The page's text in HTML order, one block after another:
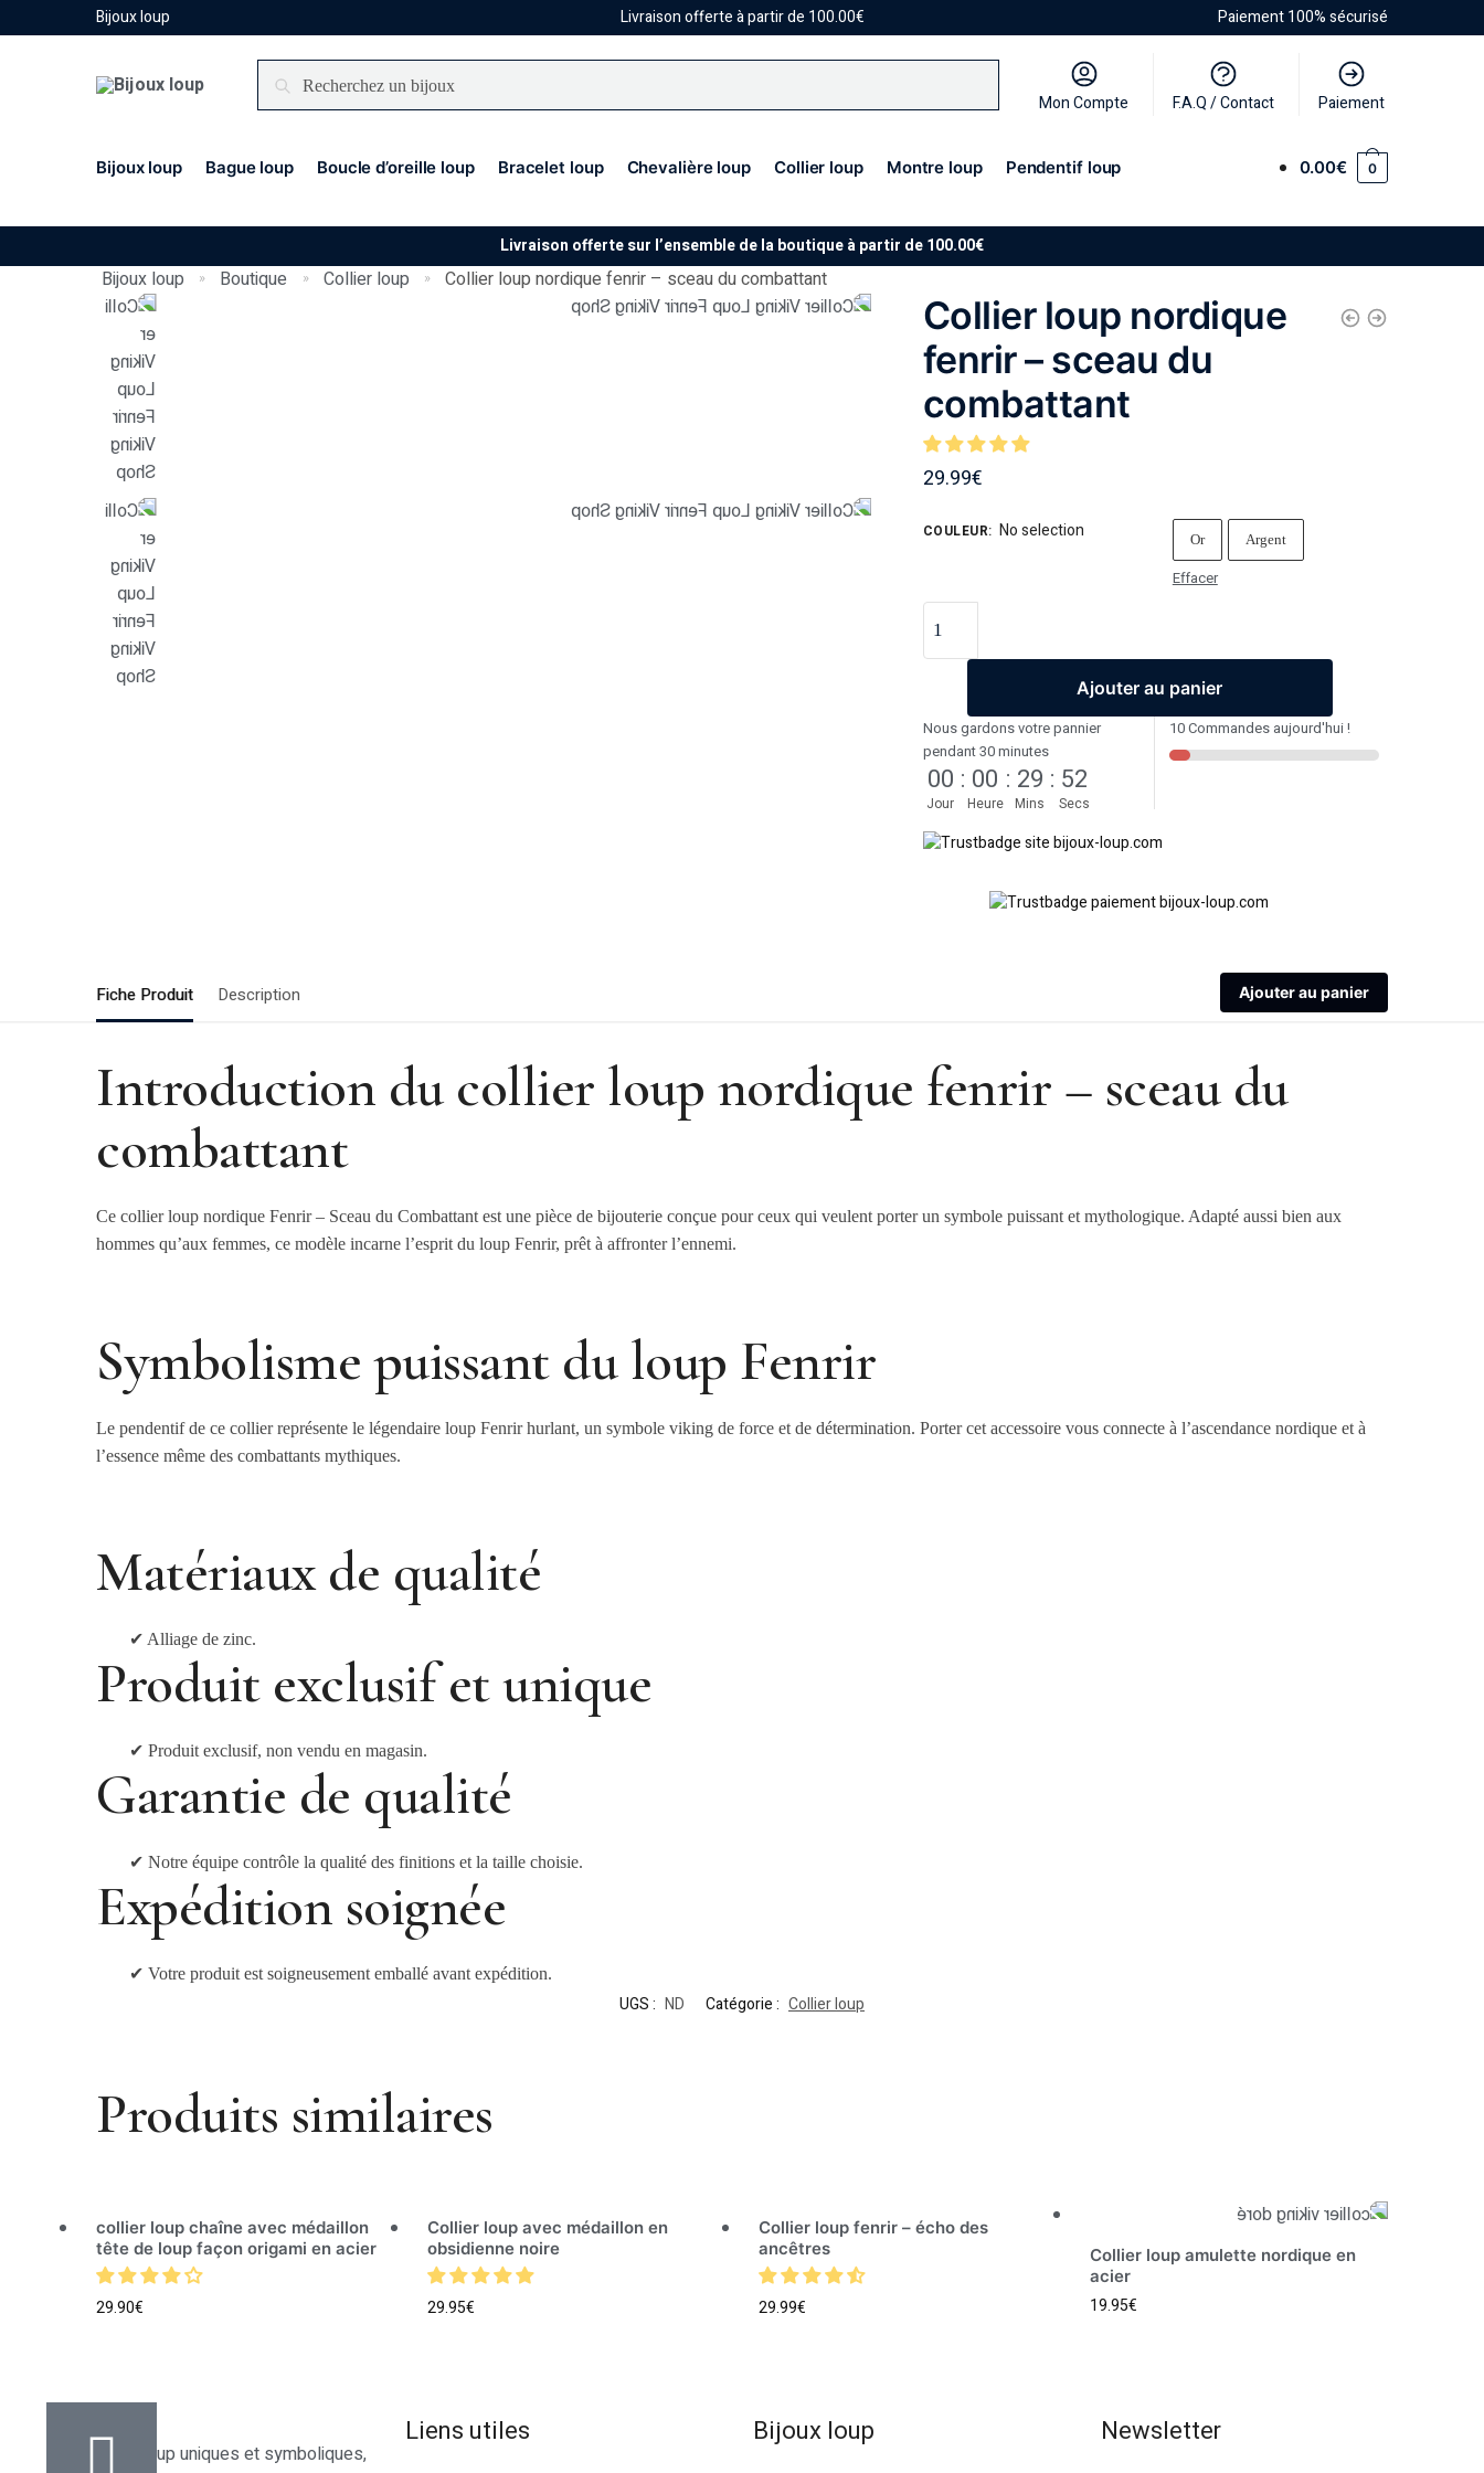
Bijoux loup Livraison offerte à partir de 100.00€ Paiement 100% sécurisé
Recherche
Mon Compte F.A.Q / Contact Paiement
Bijoux loup Bague loup Boucle d’oreille loup Bracelet loup Chevalière loup Collier loup Montre loup Pendentif loup 0.00€ 0
Livraison offerte sur l’ensemble de la boutique à partir de 100.00€
Bijoux loup » Boutique » Collier loup » Collier loup nordique fenrir – sceau du combattant
Collier loup nordique
fenrir – sceau du
combattant
29.99€
COULEUR: No selection Or Argent
Effacer
Ajouter au panier
Nous gardons votre pannier
pendant 30 minutes
00
Jour
: 00
Heure
: 29
Mins
: 52
Secs
10 Commandes aujourd'hui !
Fiche Produit Description Ajouter au panier
Introduction du collier loup nordique fenrir – sceau du
combattant
Ce collier loup nordique Fenrir – Sceau du Combattant est une pièce de bijouterie conçue pour ceux qui veulent porter un symbole puissant et mythologique. Adapté aussi bien aux
hommes qu’aux femmes, ce modèle incarne l’esprit du loup Fenrir, prêt à affronter l’ennemi.
Symbolisme puissant du loup Fenrir
Le pendentif de ce collier représente le légendaire loup Fenrir hurlant, un symbole viking de force et de détermination. Porter cet accessoire vous connecte à l’ascendance nordique et à
l’essence même des combattants mythiques.
Matériaux de qualité
✔ Alliage de zinc.
Produit exclusif et unique
✔ Produit exclusif, non vendu en magasin.
Garantie de qualité
✔ Notre équipe contrôle la qualité des finitions et la taille choisie.
Expédition soignée
✔ Votre produit est soigneusement emballé avant expédition.
UGS : ND Catégorie : Collier loup
Produits similaires
collier loup chaîne avec médaillon
tête de loup façon origami en acier
29.90€
Collier loup avec médaillon en
obsidienne noire
29.95€
Collier loup fenrir – écho des
ancêtres
29.99€
Collier loup amulette nordique en
acier
19.95€
Des bijoux loup uniques et symboliques,
Liens utiles Bijoux loup Newsletter